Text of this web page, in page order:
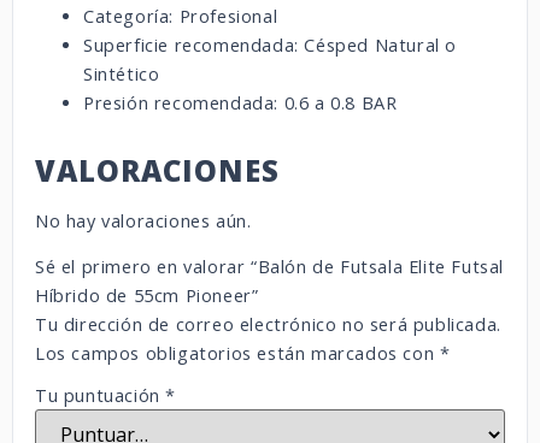
Categoría: Profesional
Superficie recomendada: Césped Natural o
Sintético
Presión recomendada: 0.6 a 0.8 BAR
VALORACIONES
No hay valoraciones aún.
Sé el primero en valorar “Balón de Futsala Elite Futsal
Híbrido de 55cm Pioneer”
Tu dirección de correo electrónico no será publicada.
Los campos obligatorios están marcados con *
Tu puntuación*